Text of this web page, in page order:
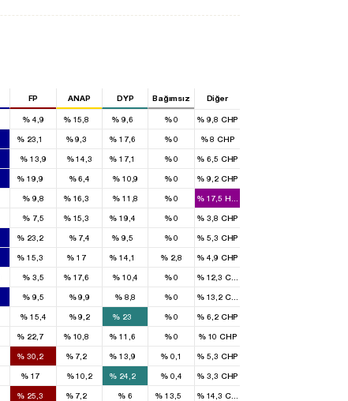
FP ANAP DYP Bağımsız Diğer
% 4,9 %15,8 %9,6 %0 % 9,8 CHP
% 23,1 %9,3 %17,6 %0 %8CHP
% 13,9 %14,3 %17,1 %0 % 6,5 CHP
% 19,9 %6,4 %10,9 %0 % 9,2 CHP
% 9,8 %16,3 %11,8 %0 %17,5HADEP
% 7,5 %15,3 %19,4 %0 % 3,8 CHP
% 23,2 %7,4 %9,5 %0 % 5,3 CHP
% 15,3 % 17
1
%14,1 % 2,8 % 4,9 CHP
% 3,5 %17,6 %10,4 %0 %12,3CHP
% 9,5 %9,9 %8,8 %0 %13,2CHP
% 15,4 %9,2 % 23
1
%0 % 6,2 CHP
% 22,7 %10,8 %11,6 %0 %10CHP
% 30,2 %7,2 %13,9 % 0,1 % 5,3 CHP
%17
1
%10,2 %24,2 % 0,4 % 3,3 CHP
% 25,3 %7,2
1
% 6 % 13,5 %14,3CHP